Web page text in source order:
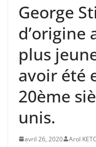
George
d’origine
plus
avoir été
20ème
unis.
avril 26, 2020 Arol